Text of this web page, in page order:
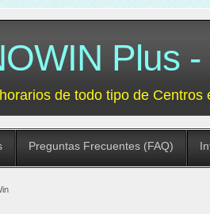
Plus
de todo tipo de Centros
Preguntas Frecuentes (FAQ)